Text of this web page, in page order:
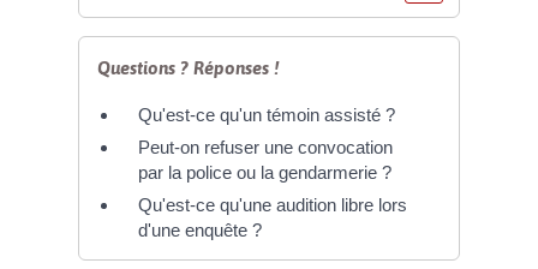
Questions ? Réponses !
Qu'est-ce qu'un témoin assisté ?
Peut-on refuser une convocation
par la police ou la gendarmerie ?
Qu'est-ce qu'une audition libre lors
d'une enquête ?